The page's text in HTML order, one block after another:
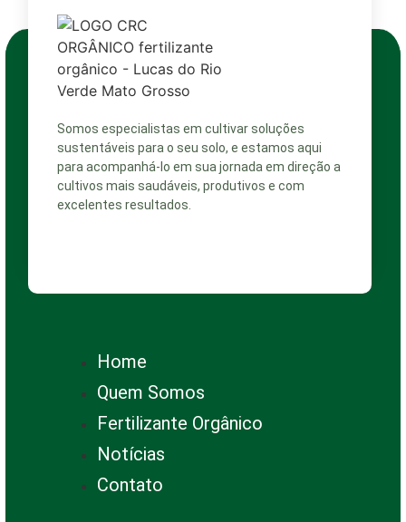
Somos especialistas em cultivar soluções
sustentáveis para o seu solo, e estamos aqui
para acompanhá-lo em sua jornada em direção a
cultivos mais saudáveis, produtivos e com
excelentes resultados.
Home
Quem Somos
Fertilizante Orgânico
Notícias
Contato